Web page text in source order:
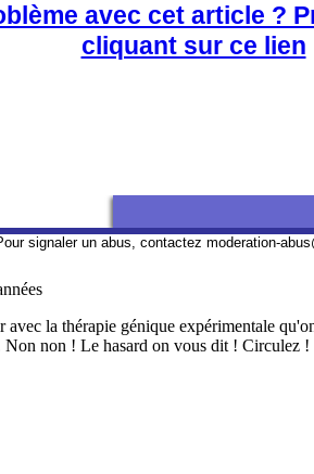
avec cet article ?
cliquant sur ce lien
signaler un abus, contactez moderation-